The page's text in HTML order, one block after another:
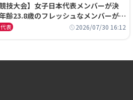
競技大会】女子日本代表メンバーが決
齢23.8歳のフレッシュなメンバーが日
舞台で頂点を狙う
表 2026/07/30 16:12